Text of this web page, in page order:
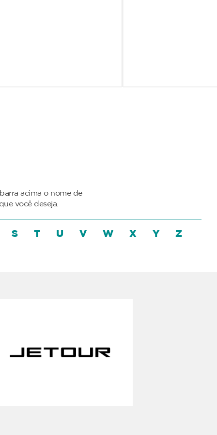
acima o nome de
você deseja.
S T U V W X Y Z